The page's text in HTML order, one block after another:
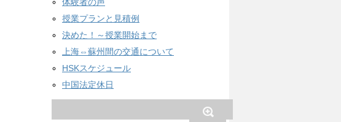
授業プランと見積例
決めた！～授業開始まで
上海⇔蘇州間の交通について
HSKスケジュール
中国法定休日